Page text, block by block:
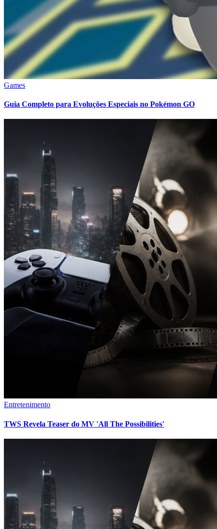
Games
Guia Completo para Evoluções Especiais no Pokémon GO
Entretenimento
TWS Revela Teaser do MV 'All The Possibilities'